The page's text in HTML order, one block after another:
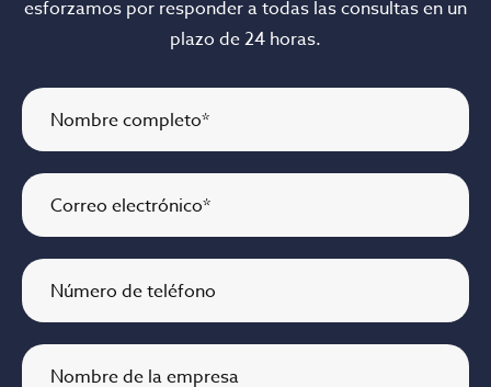
esforzamos por responder a todas las consultas en un
plazo de 24 horas.
Nombre completo*
Correo electrónico*
Número de teléfono
Nombre de la empresa